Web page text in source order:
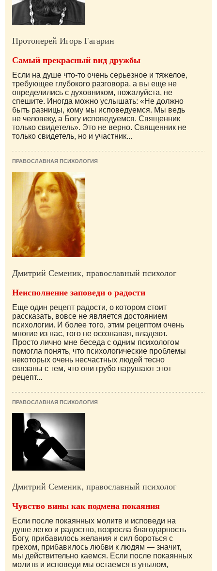
Протоиерей Игорь Гагарин
Самый прекрасный вид дружбы
Если на душе что-то очень серьезное и тяжелое,
требующее глубокого разговора, а вы еще не
определились с духовником, пожалуйста, не
спешите. Иногда можно услышать: «Не должно
быть разницы, кому мы исповедуемся. Мы ведь
не человеку, а Богу исповедуемся. Священник
только свидетель». Это не верно. Священник не
только свидетель, но и участник...
ПРАВОСЛАВНАЯ ПСИХОЛОГИЯ
Дмитрий Семеник, православный психолог
Неисполнение заповеди о радости
Еще один рецепт радости, о котором стоит
рассказать, вовсе не является достоянием
психологии. И более того, этим рецептом очень
многие из нас, того не осознавая, владеют.
Просто лично мне беседа с одним психологом
помогла понять, что психологические проблемы
некоторых очень несчастных людей тесно
связаны с тем, что они грубо нарушают этот
рецепт...
ПРАВОСЛАВНАЯ ПСИХОЛОГИЯ
Дмитрий Семеник, православный психолог
Чувство вины как подмена покаяния
Если после покаянных молитв и исповеди на
душе легко и радостно, возросла благодарность
Богу, прибавилось желания и сил бороться с
грехом, прибавилось любви к людям — значит,
мы действительно каемся. Если после покаянных
молитв и исповеди мы остаемся в унылом,